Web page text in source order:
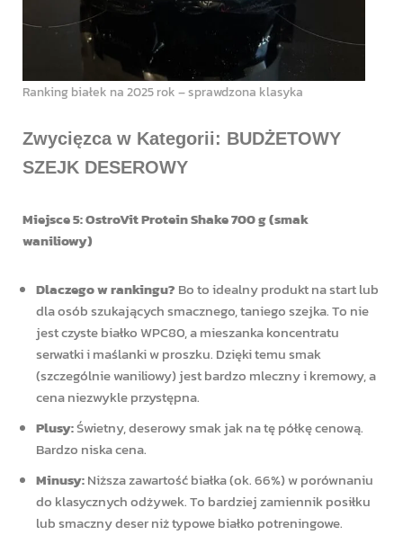
Ranking białek na 2025 rok – sprawdzona klasyka
Zwycięzca w Kategorii: BUDŻETOWY
SZEJK DESEROWY
Miejsce 5: OstroVit Protein Shake 700 g (smak
waniliowy)
Dlaczego w rankingu? Bo to idealny produkt na start lub
dla osób szukających smacznego, taniego szejka. To nie
jest czyste białko WPC80, a mieszanka koncentratu
serwatki i maślanki w proszku. Dzięki temu smak
(szczególnie waniliowy) jest bardzo mleczny i kremowy, a
cena niezwykle przystępna.
Plusy:Świetny, deserowy smak jak na tę półkę cenową.
Bardzo niska cena.
Minusy:Niższa zawartość białka (ok. 66%) w porównaniu
do klasycznych odżywek. To bardziej zamiennik posiłku
lub smaczny deser niż typowe białko potreningowe.